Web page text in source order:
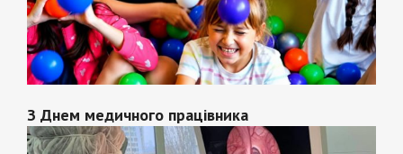
З Днем медичного працівника